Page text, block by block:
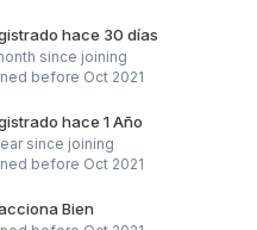
hace 30 días
since joining
before Oct 2021
hace 1 Año
since joining
before Oct 2021
Bien